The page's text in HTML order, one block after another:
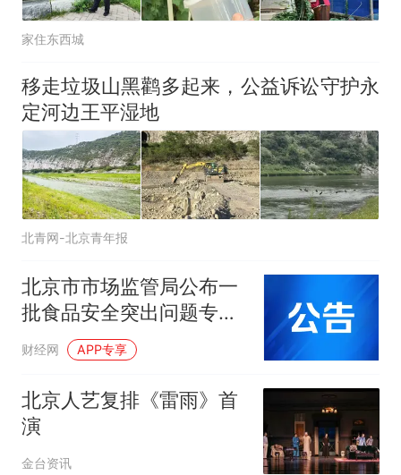
家住东西城
移走垃圾山黑鹳多起来，公益诉讼守护永
定河边王平湿地
北青网-北京青年报
北京市市场监管局公布一
批食品安全突出问题专项
整治典型案例——制售假
劣肉制品典型案例专栏
财经网 APP专享
北京人艺复排《雷雨》首
演
金台资讯